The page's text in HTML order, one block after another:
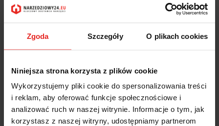
Zgoda Szczegóły O plikach cookies
Niniejsza strona korzysta z plików cookie
Wykorzystujemy pliki cookie do spersonalizowania treści
i reklam, aby oferować funkcje społecznościowe i
analizować ruch w naszej witrynie. Informacje o tym, jak
korzystasz z naszej witryny, udostępniamy partnerom
Dwustronny klucz nasadowy 30x34 mm 1936M-30-34
BAHCO